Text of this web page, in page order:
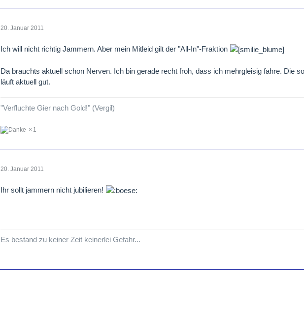
20. Januar 2011
Ich will nicht richtig Jammern. Aber mein Mitleid gilt der "All-In"-Fraktion
Da brauchts aktuell schon Nerven. Ich bin gerade recht froh, dass ich mehrgleisig fahre. Die
läuft aktuell gut.
"Verfluchte Gier nach Gold!" (Vergil)
1
20. Januar 2011
Ihr sollt jammern nicht jubilieren!
Es bestand zu keiner Zeit keinerlei Gefahr...